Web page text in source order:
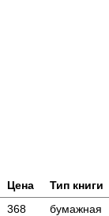
Цена
Тип книги
368
бумажная